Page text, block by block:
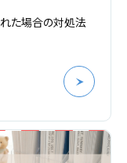
た場合の対処法